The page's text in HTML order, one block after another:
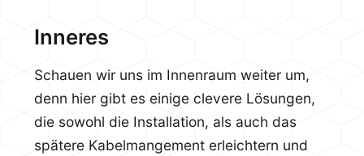
Inneres
Schauen wir uns im Innenraum weiter um,
denn hier gibt es einige clevere Lösungen,
die sowohl die Installation, als auch das
spätere Kabelmangement erleichtern und